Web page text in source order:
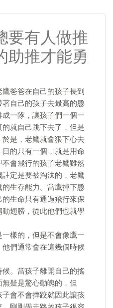
要有人做推
助推才能勇
爸爸在自己的孩子長到
自己的孩子去最高的懸
一隊，讓孩子們一個一
就自己跳下去了，但是
是，老鷹就會狠下心去
的只有一個，就是用命
會飛行的孩子老鷹雖然
定是要被淘汰的，老鷹
生存能力。當鷹掉下懸
生命只有通過飛行來保
翅膀，從此他們也就學
樣的，但是不會像鷹一
們通常會在這幾個時候
。當孩子離開自己的搖
疑是驚心動魄的，但
會不會摔跤就因此讓孩